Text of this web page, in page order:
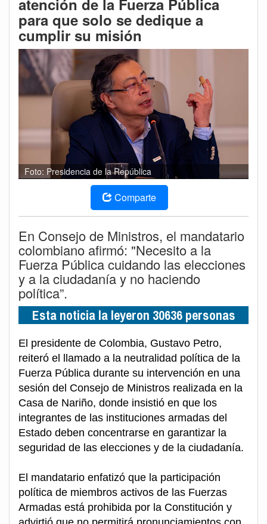
atención de la Fuerza Pública
para que solo se dedique a
cumplir su misión
Foto: Presidencia de la República
Comparte
En Consejo de Ministros, el mandatario
colombiano afirmó: "Necesito a la
Fuerza Pública cuidando las elecciones
y a la ciudadanía y no haciendo
política”.
Esta noticia la leyeron 30636 personas
El presidente de Colombia, Gustavo Petro,
reiteró el llamado a la neutralidad política de la
Fuerza Pública durante su intervención en una
sesión del Consejo de Ministros realizada en la
Casa de Nariño, donde insistió en que los
integrantes de las instituciones armadas del
Estado deben concentrarse en garantizar la
seguridad de las elecciones y de la ciudadanía.
El mandatario enfatizó que la participación
política de miembros activos de las Fuerzas
Armadas está prohibida por la Constitución y